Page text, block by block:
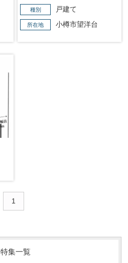
種別 戸建て
所在地 小樽市望洋台
1
特集一覧